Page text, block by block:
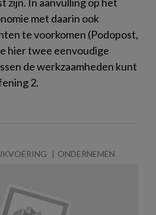
met daarin ook
te voorkomen (Podopost,
hier twee eenvoudige
de werkzaamheden kunt
2.
ONDERNEMEN